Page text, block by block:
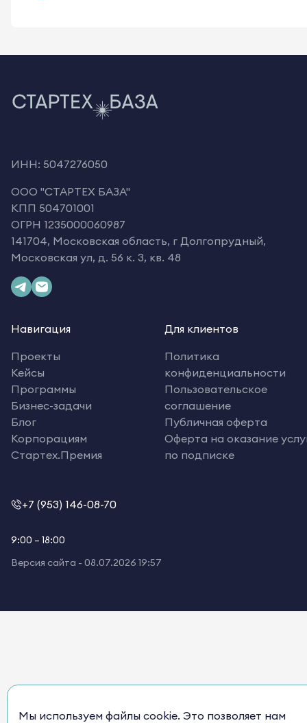
ИНН: 5047276050
OOO "СТАРТЕХ БАЗА"
КПП 504701001
ОГРН 1235000060987
141704, Московская область, г Долгопрудный,
Московская ул, д. 56 к. 3, кв. 48
Навигация
Проекты
Кейсы
Программы
Бизнес-задачи
Блог
Корпорациям
Стартех.Премия
Для клиентов
Политика
конфиденциальности
Пользовательское
соглашение
Публичная оферта
Оферта на оказание
по подписке
+7 (953) 146-08-70
9:00 – 18:00
Версия сайта - 08.07.2026 19:57
Мы используем файлы cookie. Это позволяет нам